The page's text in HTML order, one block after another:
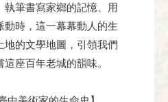
執筆書寫家鄉的記憶、用
動時，這一幕幕動人的生
地的文學地圖，引領我們
座百年老城的韻味。